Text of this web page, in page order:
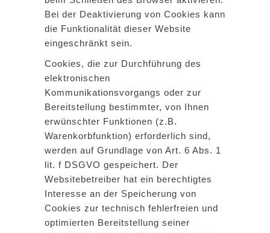
Bei der Deaktivierung von Cookies kann
die Funktionalität dieser Website
eingeschränkt sein.
Cookies, die zur Durchführung des
elektronischen
Kommunikationsvorgangs oder zur
Bereitstellung bestimmter, von Ihnen
erwünschter Funktionen (z.B.
Warenkorbfunktion) erforderlich sind,
werden auf Grundlage von Art. 6 Abs. 1
lit. f DSGVO gespeichert. Der
Websitebetreiber hat ein berechtigtes
Interesse an der Speicherung von
Cookies zur technisch fehlerfreien und
optimierten Bereitstellung seiner